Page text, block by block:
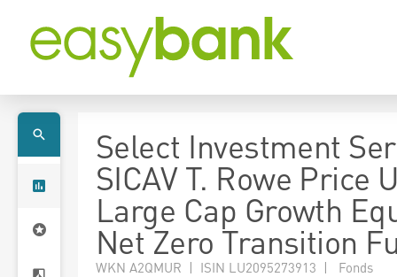
Select Investment
SICAV T. Rowe Price
Large Cap Growth
Net Zero Transition
WKN A2QMUR | ISIN LU2095273913 | Fonds